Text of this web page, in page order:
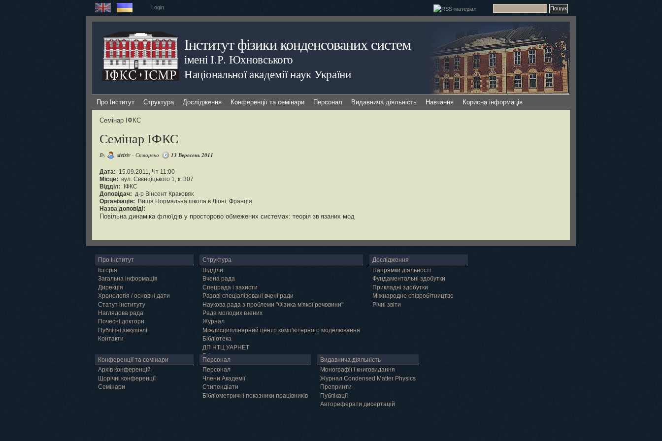
Login
Інститут фізики конденсованих систем
імені І.Р. Юхновського
Національної академії наук України
Про Інститут Структура Дослідження Конференції та семінари Персонал Видавнича діяльність Навчання Корисна інформація
Семінар ІФКС
Семінар ІФКС
By stetsiv - Створено 13 Вересень 2011
Дата: 15.09.2011, Чт 11:00
Місце: вул. Свєнціцького 1, к. 307
Відділ:
ІФКС
Доповідач: д-р Вінсент Краковяк
Організація:
Вища Нормальна школа в Ліоні, Франція
Назва доповіді:
Повільна динаміка флюїдів у просторово обмежених системах: теорія зв’язаних мод
Про Інститут
Історія
Загальна інформація
Дирекція
Хронологія / основні дати
Статут інституту
Наглядова рада
Почесні доктори
Публічні закупівлі
Контакти
Структура
Відділи
Вчена рада
Спецрада і захисти
Разові спеціалізовані вчені ради
Наукова рада з проблеми "Фізика м'якої речовини"
Рада молодих вчених
Журнал
Міждисциплінарний центр комп’ютерного моделювання
Бібліотека
ДП НТЦ УАРНЕТ
Грід
Дослідження
Напрямки діяльності
Фундаментальні здобутки
Прикладні здобутки
Міжнародне співробітництво
Річні звіти
Конференції та семінари
Архів конференцій
Щорічні конференції
Семінари
Персонал
Персонал
Члени Академії
Cтипендіати
Бібліометричні показники працівників
Видавнича діяльність
Монографії і книговидання
Журнал Condensed Matter Physics
Препринти
Публікації
Автореферати дисертацій